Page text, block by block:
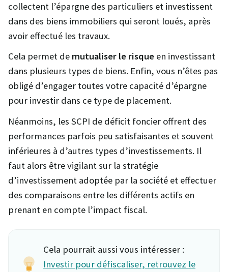
collectent l’épargne des particuliers et investissent
dans des biens immobiliers qui seront loués, après
avoir effectué les travaux.
Cela permet de mutualiser le risque en investissant
dans plusieurs types de biens. Enfin, vous n’êtes pas
obligé d’engager toutes votre capacité d’épargne
pour investir dans ce type de placement.
Néanmoins, les SCPI de déficit foncier offrent des
performances parfois peu satisfaisantes et souvent
inférieures à d’autres types d’investissements. Il
faut alors être vigilant sur la stratégie
d’investissement adoptée par la société et effectuer
des comparaisons entre les différents actifs en
prenant en compte l’impact fiscal.
Cela pourrait aussi vous intéresser :
Investir pour défiscaliser, retrouvez le